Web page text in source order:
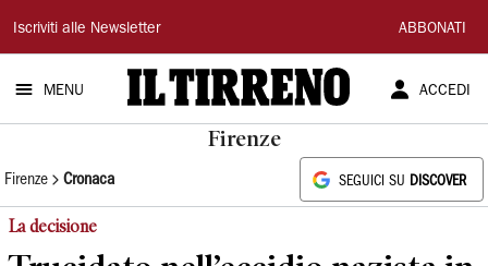
Il
Tirreno
Iscriviti alle Newsletter ABBONATI
MENU ACCEDI
Firenze
Firenze Cronaca SEGUICI SU DISCOVER
La decisione